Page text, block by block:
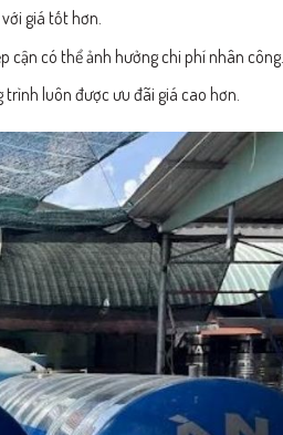
giá tốt hơn.
có thể ảnh hưởng chi phí nhân công.
luôn được ưu đãi giá cao hơn.